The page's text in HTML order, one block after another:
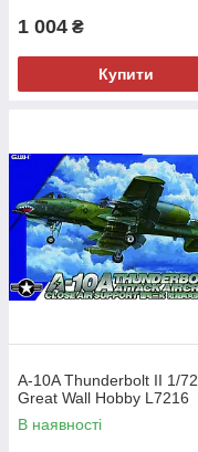
1 004 ₴
Купити
A-10A Thunderbolt II 1/72
Great Wall Hobby L7216
В наявності